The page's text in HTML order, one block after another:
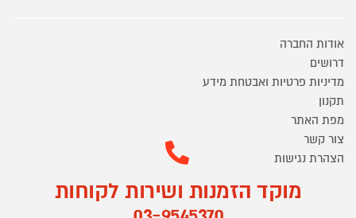
אודות החברה
דרושים
מדיניות פרטיות ואבטחת מידע
תקנון
מפת האתר
צור קשר
הצהרת נגישות
מוקד הזמנות ושירות לקוחות